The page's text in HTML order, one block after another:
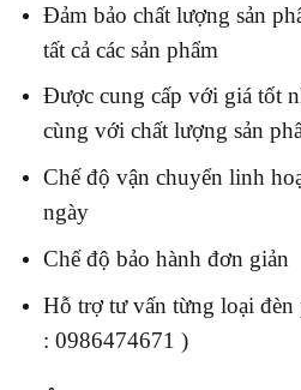
Đảm bảo chất lượng sản
tất cả các sản phẩm
Được cung cấp với giá tốt
cùng với chất lượng sản
Chế độ vận chuyển linh
ngày
Chế độ bảo hành đơn giản
Hỗ trợ tư vấn từng loại
: 0986474671 )